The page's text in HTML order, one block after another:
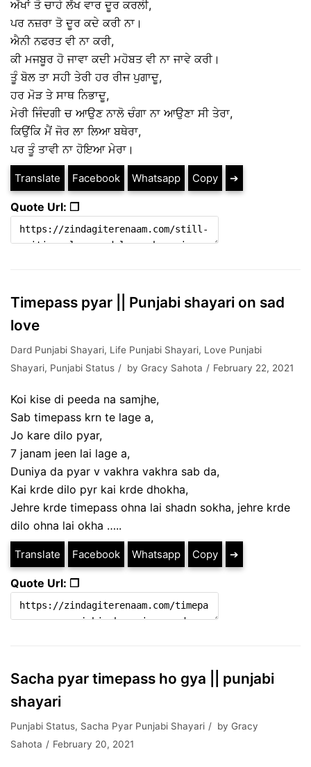
ਅੱਖਾਂ ਤੋ ਚਾਹੇ ਲੱਖ ਵਾਰ ਦੂਰ ਕਰਲੀ,
ਪਰ ਨਜ਼ਰਾ ਤੋ ਦੂਰ ਕਦੇ ਕਰੀ ਨਾ।
ਐਨੀ ਨਫਰਤ ਵੀ ਨਾ ਕਰੀ,
ਕੀ ਮਜਬੂਰ ਹੋ ਜਾਵਾ ਕਦੀ ਮਹੋਬਤ ਵੀ ਨਾ ਜਾਵੇ ਕਰੀ।
ਤੂੰ ਬੋਲ ਤਾ ਸਹੀ ਤੇਰੀ ਹਰ ਰੀਜ ਪੁਗਾਦੂ,
ਹਰ ਮੋੜ ਤੇ ਸਾਥ ਨਿਭਾਦੂ,
ਮੇਰੀ ਜਿੰਦਗੀ ਚ ਆਉਣ ਨਾਲੋ ਚੰਗਾ ਨਾ ਆਉਣਾ ਸੀ ਤੇਰਾ,
ਕਿਉਂਕਿ ਮੈਂ ਜੋਰ ਲਾ ਲਿਆ ਬਥੇਰਾ,
ਪਰ ਤੂੰ ਤਾਵੀ ਨਾ ਹੋਇਆ ਮੇਰਾ।
Translate Facebook Whatsapp Copy ➔
Quote Url: ❐
Timepass pyar || Punjabi shayari on sad
love
Dard Punjabi Shayari, Life Punjabi Shayari, Love Punjabi
Shayari, Punjabi Status by Gracy Sahota February 22, 2021
Koi kise di peeda na samjhe,
Sab timepass krn te lage a,
Jo kare dilo pyar,
7 janam jeen lai lage a,
Duniya da pyar v vakhra vakhra sab da,
Kai krde dilo pyr kai krde dhokha,
Jehre krde timepass ohna lai shadn sokha, jehre krde
dilo ohna lai okha …..
Translate Facebook Whatsapp Copy ➔
Quote Url: ❐
Sacha pyar timepass ho gya || punjabi
shayari
Punjabi Status, Sacha Pyar Punjabi Shayari by Gracy
Sahota
February 20, 2021